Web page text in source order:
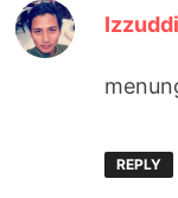
REPLY